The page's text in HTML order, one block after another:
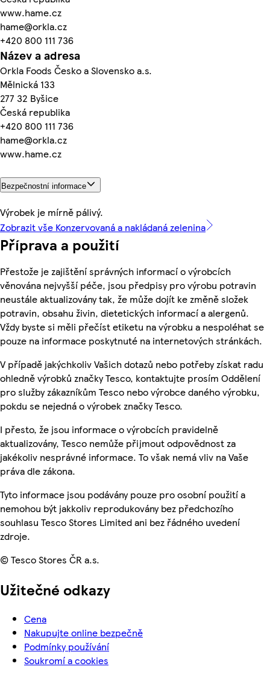
www.hame.cz
hame@orkla.cz
+420 800 111 736
Název a adresa
Orkla Foods Česko a Slovensko a.s.
Mělnická 133
277 32 Byšice
Česká republika
+420 800 111 736
hame@orkla.cz
www.hame.cz
Bezpečnostní informace
Výrobek je mírně pálivý.
Zobrazit vše Konzervovaná a nakládaná zelenina
Příprava a použití
Přestože je zajištění správných informací o výrobcích
věnována nejvyšší péče, jsou předpisy pro výrobu potravin
neustále aktualizovány tak, že může dojít ke změně složek
potravin, obsahu živin, dietetických informací a alergenů.
Vždy byste si měli přečíst etiketu na výrobku a nespoléhat se
pouze na informace poskytnuté na internetových stránkách.
V případě jakýchkoliv Vašich dotazů nebo potřeby získat radu
ohledně výrobků značky Tesco, kontaktujte prosím Oddělení
pro služby zákazníkům Tesco nebo výrobce daného výrobku,
pokdu se nejedná o výrobek značky Tesco.
I přesto, že jsou informace o výrobcích pravidelně
aktualizovány, Tesco nemůže přijmout odpovědnost za
jakékoliv nesprávné informace. To však nemá vliv na Vaše
práva dle zákona.
Tyto informace jsou podávány pouze pro osobní použití a
nemohou být jakkoliv reprodukovány bez předchozího
souhlasu Tesco Stores Limited ani bez řádného uvedení
zdroje.
© Tesco Stores ČR a.s.
Užitečné odkazy
Cena
Nakupujte online bezpečně
Podmínky používání
Soukromí a cookies